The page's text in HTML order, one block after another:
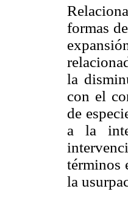
formas
la
con el
de
a la
términos
la